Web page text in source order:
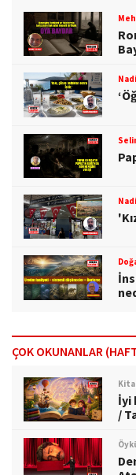
ÇOK OKUNANLAR
İyi
/